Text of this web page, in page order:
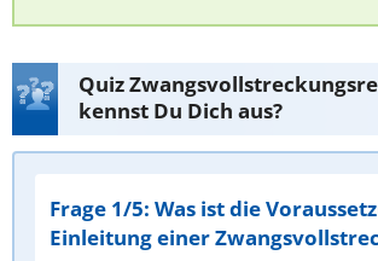
Quiz
kennst Du Dich aus?
Frage 1/5: Was ist die
Einleitung einer